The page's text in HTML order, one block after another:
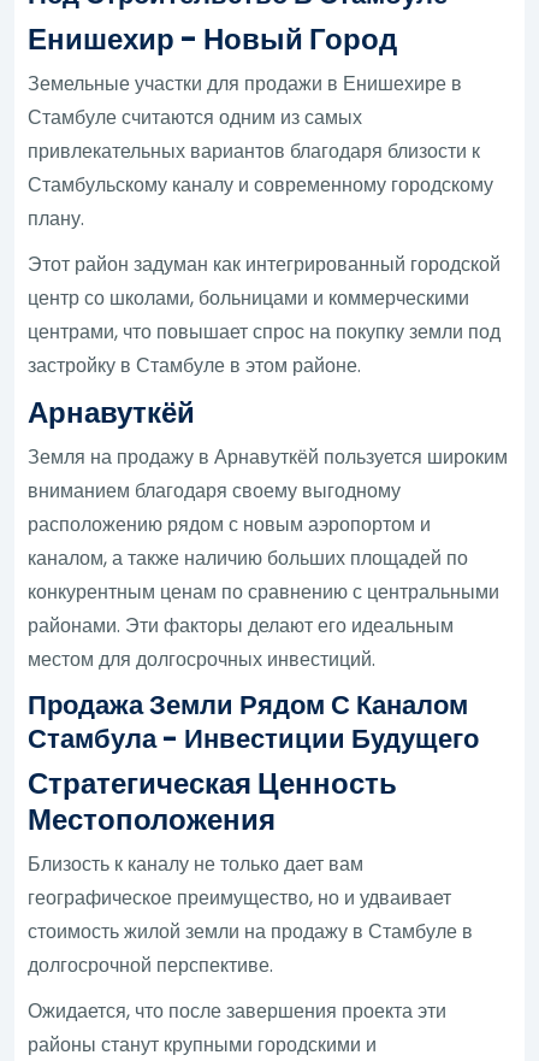
Енишехир - Новый Город
Земельные участки для продажи в Енишехире в
Стамбуле считаются одним из самых
привлекательных вариантов благодаря близости к
Стамбульскому каналу и современному городскому
плану.
Этот район задуман как интегрированный городской
центр со школами, больницами и коммерческими
центрами, что повышает спрос на покупку земли под
застройку в Стамбуле в этом районе.
Арнавуткёй
Земля на продажу в Арнавуткёй пользуется широким
вниманием благодаря своему выгодному
расположению рядом с новым аэропортом и
каналом, а также наличию больших площадей по
конкурентным ценам по сравнению с центральными
районами. Эти факторы делают его идеальным
местом для долгосрочных инвестиций.
Продажа Земли Рядом С Каналом
Стамбула - Инвестиции Будущего
Стратегическая Ценность
Местоположения
Близость к каналу не только дает вам
географическое преимущество, но и удваивает
стоимость жилой земли на продажу в Стамбуле в
долгосрочной перспективе.
Ожидается, что после завершения проекта эти
районы станут крупными городскими и